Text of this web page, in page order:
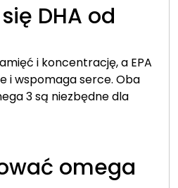
DHA od
i koncentrację, a EPA
i wspomaga serce. Oba
3 są niezbędne dla
omega